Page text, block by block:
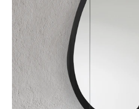
z poprzedniej sesji.